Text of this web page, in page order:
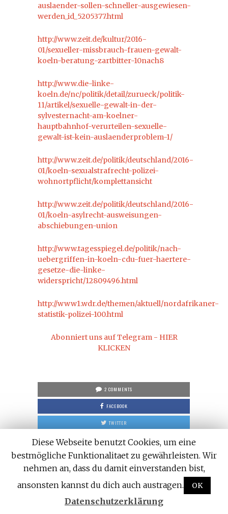
auslaender-sollen-schneller-ausgewiesen-
werden_id_5205377.html
http://www.zeit.de/kultur/2016-
01/sexueller-missbrauch-frauen-gewalt-
koeln-beratung-zartbitter-10nach8
http://www.die-linke-
koeln.de/nc/politik/detail/zurueck/politik-
11/artikel/sexuelle-gewalt-in-der-
sylvesternacht-am-koelner-
hauptbahnhof-verurteilen-sexuelle-
gewalt-ist-kein-auslaenderproblem-1/
http://www.zeit.de/politik/deutschland/2016-
01/koeln-sexualstrafrecht-polizei-
wohnortpflicht/komplettansicht
http://www.zeit.de/politik/deutschland/2016-
01/koeln-asylrecht-ausweisungen-
abschiebungen-union
http://www.tagesspiegel.de/politik/nach-
uebergriffen-in-koeln-cdu-fuer-haertere-
gesetze-die-linke-
widerspricht/12809496.html
http://www1.wdr.de/themen/aktuell/nordafrikaner-
statistik-polizei-100.html
Abonniert uns auf Telegram - HIER
KLICKEN
2 COMMENTS
FACEBOOK
TWITTER
GOOGLE
PINTEREST
LINKED IN
DAS KÖNNTE DICH AUCH INTERESSIEREN
Diese Webseite benutzt Cookies, um eine
bestmögliche Funktionalitaet zu gewährleisten. Wir
nehmen an, dass du damit einverstanden bist,
ansonsten kannst du dich auch austragen.
OK
Datenschutzerklärung